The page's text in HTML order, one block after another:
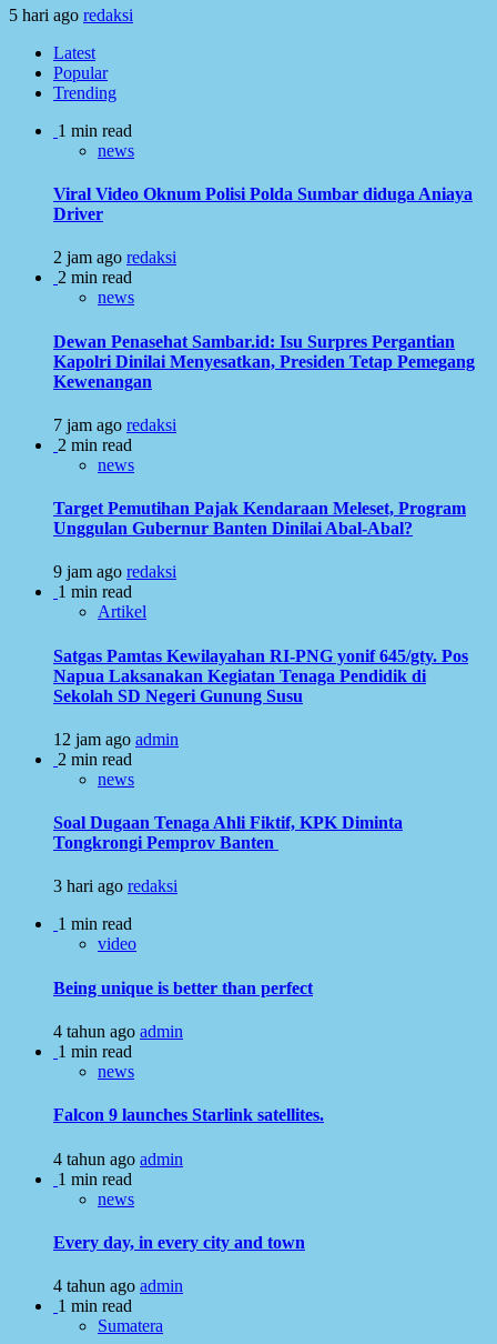
5 hari ago redaksi
Latest
Popular
Trending
1 min read
news
Viral Video Oknum Polisi Polda Sumbar diduga Aniaya
Driver
2 jam ago redaksi
2 min read
news
Dewan Penasehat Sambar.id: Isu Surpres Pergantian
Kapolri Dinilai Menyesatkan, Presiden Tetap Pemegang
Kewenangan
7 jam ago redaksi
2 min read
news
Target Pemutihan Pajak Kendaraan Meleset, Program
Unggulan Gubernur Banten Dinilai Abal-Abal?
9 jam ago redaksi
1 min read
Artikel
Satgas Pamtas Kewilayahan RI-PNG yonif 645/gty. Pos
Napua Laksanakan Kegiatan Tenaga Pendidik di
Sekolah SD Negeri Gunung Susu
12 jam ago admin
2 min read
news
Soal Dugaan Tenaga Ahli Fiktif, KPK Diminta
Tongkrongi Pemprov Banten
3 hari ago redaksi
1 min read
video
Being unique is better than perfect
4 tahun ago admin
1 min read
news
Falcon 9 launches Starlink satellites.
4 tahun ago admin
1 min read
news
Every day, in every city and town
4 tahun ago admin
1 min read
Sumatera